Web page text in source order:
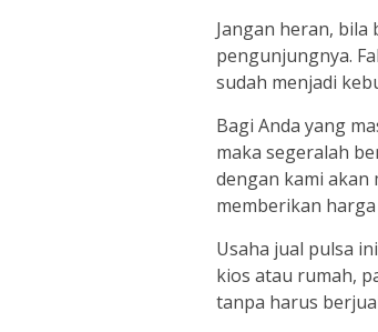
Jangan heran,
pengunjungnya.
sudah menjadi
Bagi Anda yang
maka segeralah
dengan kami
memberikan
Usaha jual pulsa
kios atau rumah,
tanpa harus